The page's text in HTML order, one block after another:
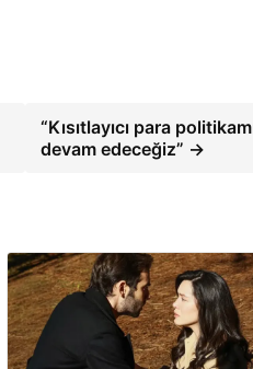
“Kısıtlayıcı para
devam edeceğiz” →